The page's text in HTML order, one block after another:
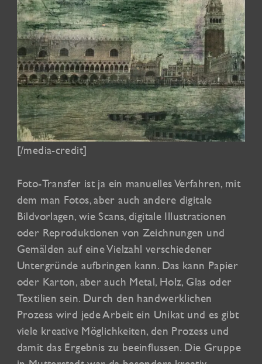
[/media-credit]
Foto-Transfer ist ja ein manuelles Verfahren, mit
dem man Fotos, aber auch andere digitale
Bildvorlagen, wie Scans, digitale Illustrationen
oder Reproduktionen von Zeichnungen und
Gemälden auf eine Vielzahl verschiedener
Untergründe aufbringen kann. Das kann Papier
oder Karton, aber auch Metal, Holz, Glas oder
Textilien sein. Durch den handwerklichen
Prozess wird jede Arbeit ein Unikat und es gibt
viele kreative Möglichkeiten, den Prozess und
damit das Ergebnis zu beeinflussen. Die Gruppe